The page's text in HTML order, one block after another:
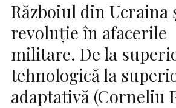
Războiul din Ucraina
revoluție în afacerile
militare. De la
tehnologică la
adaptativă (Corneliu